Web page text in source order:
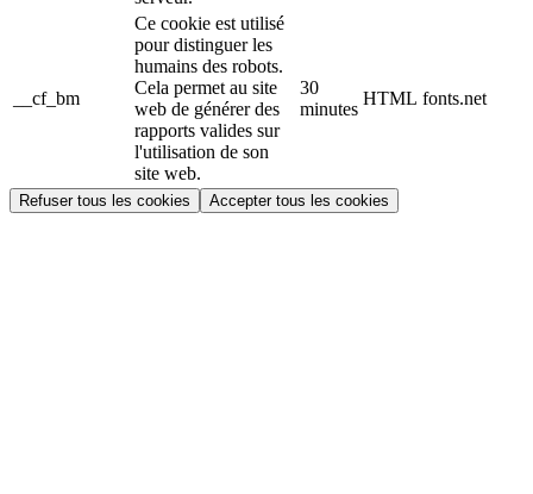
__cf_bm
Ce cookie est utilisé
pour distinguer les
humains des robots.
Cela permet au site
web de générer des
rapports valides sur
l'utilisation de son
site web.
30
minutes
HTML fonts.net
Refuser tous les cookies Accepter tous les cookies